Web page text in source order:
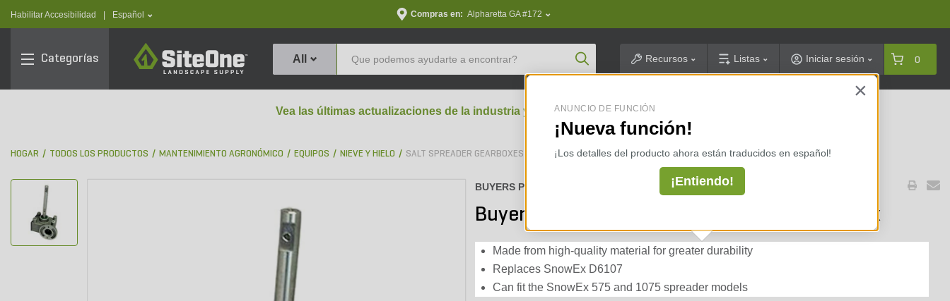
Habilitar Accesibilidad text.language
Español Compras en: Alpharetta GA #172
Categorías
SiteOne
All Product SearchRecursos Listas Iniciar sesión 0
Vea las últimas actualizaciones de la industria y perspectivas arancelarias ⇢
HOGAR TODOS LOS PRODUCTOS MANTENIMIENTO AGRONÓMICO EQUIPOS NIEVE Y HIELO SALT SPREADER GEARBOXES & TRANSMISSIONS
BUYERS PRODUCTS :
Buyers Products Gearbox For Curtis & SnowEx
Made from high-quality material for greater durability
Replaces SnowEx D6107
Can fit the SnowEx 575 and 1075 spreader models
×
ANUNCIO DE FUNCIÓN
¡Nueva función!
¡Los detalles del producto ahora están traducidos en español!
¡Entiendo!